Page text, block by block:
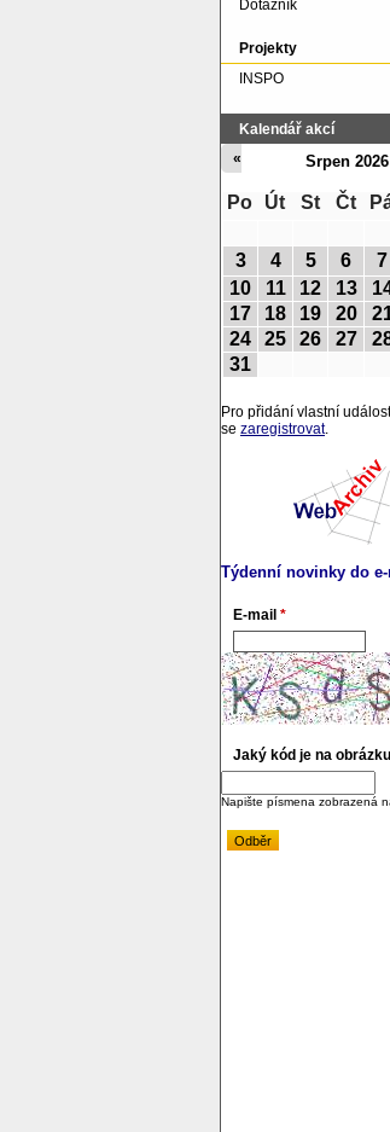
Dotazník
Projekty
INSPO
Kalendář akcí
Srpen 2026
«
Po Út St Čt
3
4 5 6 7
10
11 12 13
17
18 19 20
24
25 26 27
31
Pro přidání vlastní
se zaregistrovat.
Týdenní novinky do
E-mail *
Jaký kód je na
Napište písmena zobrazená